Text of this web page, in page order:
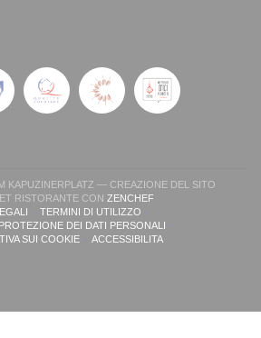
nuova finestra))
KAPUZINERPLATZ — CREAZIONE DEL SITO
RISTORANTE CON ZENCHEF((APRE UNA NUOVA
((APRE UNA NUOVA FINESTRA))
TERMINI DI UTILIZZO((APRE UNA NUOVA FINESTRA))
DEI DATI PERSONALI
((APRE UNA NUOVA FINESTRA))
SUI COOKIE
((APRE UNA NUOVA FINESTRA))
ACCESSIBILITA((APRE UNA NUOVA